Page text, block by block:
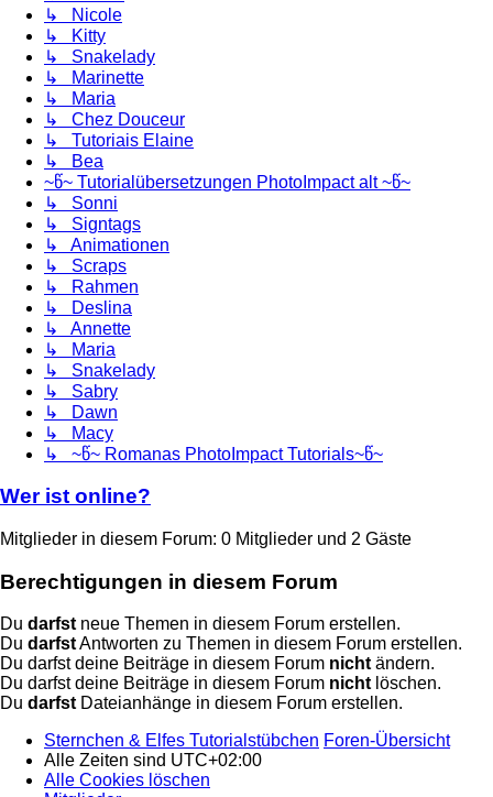
↳ Nicole
↳ Kitty
↳ Snakelady
↳ Marinette
↳ Maria
↳ Chez Douceur
↳ Tutoriais Elaine
↳ Bea
~წ~ Tutorialübersetzungen PhotoImpact alt ~წ~
↳ Sonni
↳ Signtags
↳ Animationen
↳ Scraps
↳ Rahmen
↳ Deslina
↳ Annette
↳ Maria
↳ Snakelady
↳ Sabry
↳ Dawn
↳ Macy
↳ ~წ~ Romanas PhotoImpact Tutorials~წ~
Wer ist online?
Mitglieder in diesem Forum: 0 Mitglieder und 2 Gäste
Berechtigungen in diesem Forum
Du darfstneue Themen in diesem Forum erstellen.
Du darfstAntworten zu Themen in diesem Forum erstellen.
Du darfst deine Beiträge in diesem Forum nichtändern.
Du darfst deine Beiträge in diesem Forum nichtlöschen.
Du darfstDateianhänge in diesem Forum erstellen.
Sternchen & Elfes Tutorialstübchen Foren-Übersicht
Alle Zeiten sind UTC+02:00
Alle Cookies löschen